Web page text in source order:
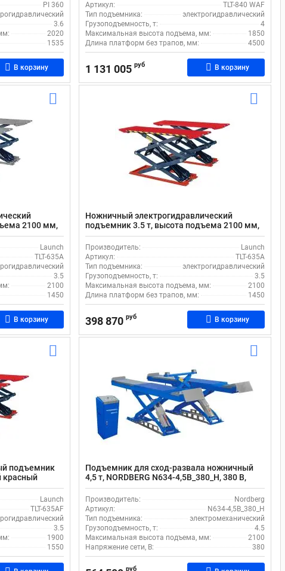
PI 360
3.6
2020
1535
В корзину
Артикул:
TLT-840 WAF
Тип подъемника:
электрогидравлический
Грузоподъемность, т:
4
Максимальная высота подъема, мм:
1850
Длина платформ без трапов, мм:
4500
1 131 005 руб В корзину
2100 мм,
Launch
TLT-635A
3.5
2100
1450
В корзину
Ножничный электрогидравлический
подъемник 3.5 т, высота подъема 2100 мм,
красный, Launch TLT-635A
Производитель:
Launch
Артикул:
TLT-635A
Тип подъемника:
электрогидравлический
Грузоподъемность, т:
3.5
Максимальная высота подъема, мм:
2100
Длина платформ без трапов, мм:
1450
398 870 руб В корзину
подъемник
красный
Launch
TLT-635AF
3.5
1900
1550
Подъемник для сход-развала ножничный
4,5 т, NORDBERG N634-4,5B_380_H, 380 В,
мощностью 2,2 кВт, с высотой подъема 2100
мм
Производитель:
Nordberg
Артикул:
N634-4,5B_380_H
Тип подъемника:
электромеханический
Грузоподъемность, т:
4.5
Максимальная высота подъема, мм:
2100
Напряжение сети, В:
380
руб